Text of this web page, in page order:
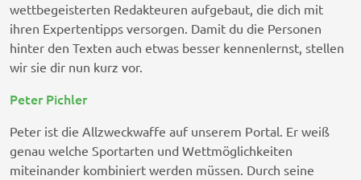
wettbegeisterten Redakteuren aufgebaut, die dich mit
ihren Expertentipps versorgen. Damit du die Personen
hinter den Texten auch etwas besser kennenlernst, stellen
wir sie dir nun kurz vor.
Peter Pichler
Peter ist die Allzweckwaffe auf unserem Portal. Er weiß
genau welche Sportarten und Wettmöglichkeiten
miteinander kombiniert werden müssen. Durch seine